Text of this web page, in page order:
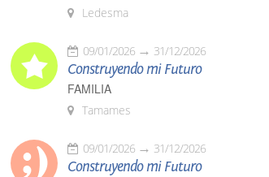
Ledesma
09/01/2026 31/12/2026
Construyendo mi Futuro
FAMILIA
Tamames
09/01/2026 31/12/2026
Construyendo mi Futuro